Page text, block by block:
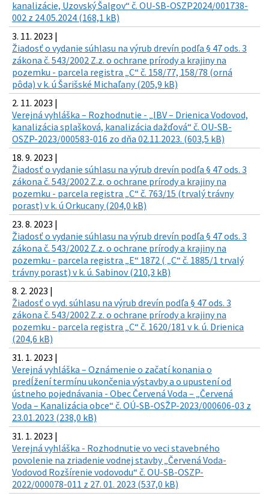
kanalizácie, Uzovský Šalgov“ č. OU-SB-OSZP2024/001738-
002 z 24.05.2024 (168,1 kB)
3. 11. 2023 |
Žiadosť o vydanie súhlasu na výrub drevín podľa § 47 ods. 3
zákona č. 543/2002 Z.z. o ochrane prírody a krajiny na
pozemku - parcela registra „C“ č. 158/77, 158/78 (orná
pôda) v k. ú Šarišské Michaľany (205,9 kB)
2. 11. 2023 |
Verejná vyhláška – Rozhodnutie - „IBV – Drienica Vodovod,
kanalizácia splašková, kanalizácia dažďová“ č. OU-SB-
OSZP-2023/000583-016 zo dňa 02.11.2023. (603,5 kB)
18. 9. 2023 |
Žiadosť o vydanie súhlasu na výrub drevín podľa § 47 ods. 3
zákona č. 543/2002 Z.z. o ochrane prírody a krajiny na
pozemku - parcela registra „C“ č. 763/15 (trvalý trávny
porast) v k. ú Orkucany (204,0 kB)
23. 8. 2023 |
Žiadosť o vydanie súhlasu na výrub drevín podľa § 47 ods. 3
zákona č. 543/2002 Z.z. o ochrane prírody a krajiny na
pozemku - parcela registra „E“ 1872 ( „C“ č. 1885/1 trvalý
trávny porast) v k. ú. Sabinov (210,3 kB)
8. 2. 2023 |
Žiadosť o vyd. súhlasu na výrub drevín podľa § 47 ods. 3
zákona č. 543/2002 Z.z. o ochrane prírody a krajiny na
pozemku - parcela registra „C“ č. 1620/181 v k. ú. Drienica
(204,6 kB)
31. 1. 2023 |
Verejná vyhláška – Oznámenie o začatí konania o
predĺžení termínu ukončenia výstavby a o upustení od
ústneho pojednávania - Obec Červená Voda – „Červená
Voda – Kanalizácia obce“ č. OÚ-SB-OSŽP-2023/000606-03 z
23.01.2023 (238,0 kB)
31. 1. 2023 |
Verejná vyhláška - Rozhodnutie vo veci stavebného
povolenie na zriadenie vodnej stavby „Červená Voda-
Vodovod Rozšírenie vodovodu“ č. OU-SB-OSZP-
2022/000078-011 z 27. 01. 2023 (537,0 kB)